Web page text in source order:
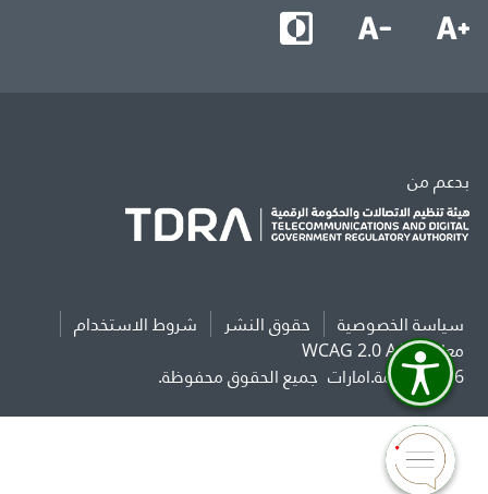
بدعم من
سياسة الخصوصية حقوق النشر
شروط الاستخدام
معايير WCAG 2.0 AAA
2026 حكومة.امارات
جميع الحقوق محفوظة.